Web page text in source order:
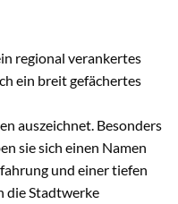
regional verankertes
ein breit gefächertes
auszeichnet. Besonders
sie sich einen Namen
und einer tiefen
die Stadtwerke